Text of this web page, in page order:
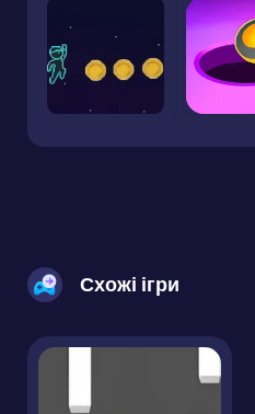
Схожі ігри